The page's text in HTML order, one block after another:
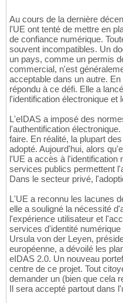
Au cours de la dernière
l'UE ont tenté de mettre en
de confiance numérique.
souvent incompatibles. Un
un pays, comme un permis
commercial, n'est
acceptable dans un autre.
répondu à ce défi. Elle a
l'identification électronique
L'eIDAS a imposé des
l'authentification
faire. En réalité, la plupart
adopté. Aujourd'hui, alors
l'UE a accès à l'identification
services publics permettent
Dans le secteur privé,
L'UE a reconnu les lacunes
elle a souligné la nécessité
l'expérience utilisateur et
services d'identité
Ursula von der Leyen,
européenne, a dévoilé les
eIDAS 2.0. Un nouveau
centre de ce projet. Tout
demander un (bien que cela
Il sera accepté partout dans